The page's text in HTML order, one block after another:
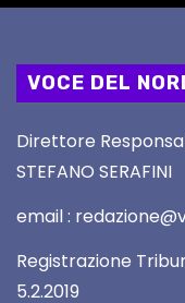
VOCE DEL
Direttore
STEFANO SERAFINI
email :
Registrazione
5.2.2019